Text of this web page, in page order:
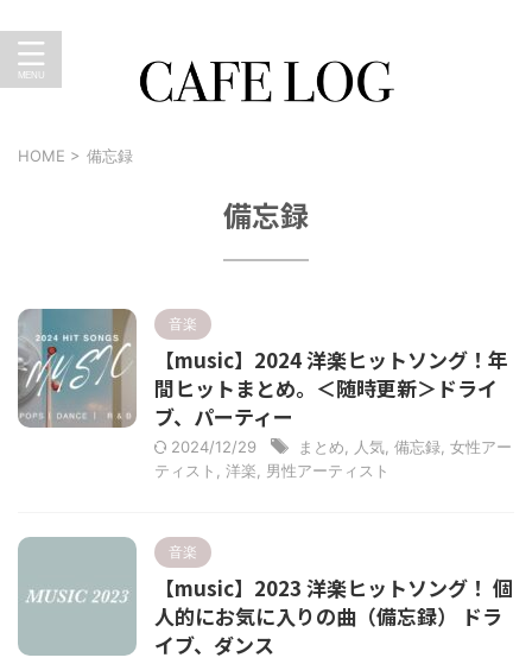
HOME > 備忘録
備忘録
音楽
【music】2024 洋楽ヒットソング！年
間ヒットまとめ。＜随時更新＞ドライ
ブ、パーティー
2024/12/29 まとめ 人気 備忘録 女性アー
ティスト
洋楽 男性アーティスト
音楽
【music】2023 洋楽ヒットソング！ 個
人的にお気に入りの曲（備忘録） ドラ
イブ、ダンス